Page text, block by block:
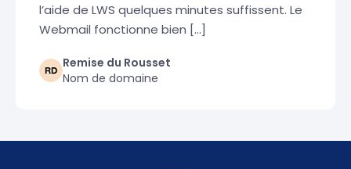
l’aide de LWS quelques minutes suffissent. Le
Webmail fonctionne bien […]
Remise du Rousset
Nom de domaine